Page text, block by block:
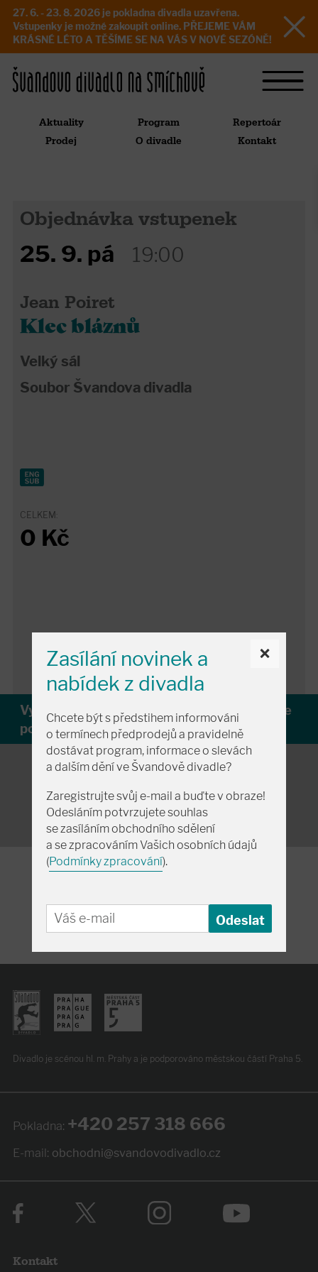
27. 6. - 23. 8. 2026 je pokladna divadla uzavřena.
Vstupenky je možné zakoupit online. PŘEJEME VÁM
KRÁSNÉ LÉTO A TĚŠÍME SE NA VÁS V NOVÉ SEZÓNĚ!
Aktuality Program
Repertoár
Prodej
O divadle Kontakt
Objednávka vstupenek
25. 9. pá 19:00
Jean Poiret
Klec bláznů
Velký sál
Soubor Švandova divadla
CELKEM:
0 Kč
Vyberte sedadlo na plánku nebo
Rezervujte
po telefonu:+420 257 318 666
Divadlo je scénou hl. m. Prahy a je podporováno městskou částí Praha 5.
Pokladna: +420 257 318 666
E-mail: obchodni@svandovodivadlo.cz
Kontakt
×
Zasílání novinek a
nabídek z divadla
Chcete být s předstihem informováni
o termínech předprodejů a pravidelně
dostávat program, informace o slevách
a dalším dění ve Švandově divadle?
Zaregistrujte svůj e-mail a buďte v obraze!
Odesláním potvrzujete souhlas
se zasíláním obchodního sdělení
a se zpracováním Vašich osobních údajů
(Podmínky zpracování).